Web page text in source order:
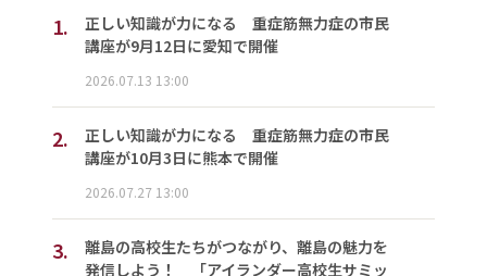
1.
正しい知識が力になる 重症筋無力症の市民
講座が9月12日に愛知で開催
2026.07.13 13:00
2.
正しい知識が力になる 重症筋無力症の市民
講座が10月3日に熊本で開催
2026.07.27 13:00
3.
離島の高校生たちがつながり、離島の魅力を
発信しよう！ 「アイランダー高校生サミッ